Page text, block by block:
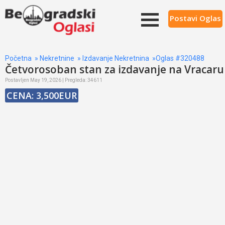
Postavi Oglas
Početna » Nekretnine » Izdavanje Nekretnina »Oglas #320488
Četvorosoban stan za izdavanje na Vracaru
Postavljen May 19, 2026 | Pregleda: 34611
CENA: 3,500EUR